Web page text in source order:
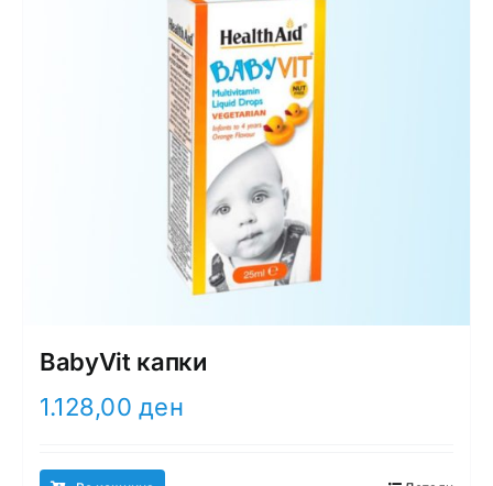
BabyVit капки
1.128,00ден